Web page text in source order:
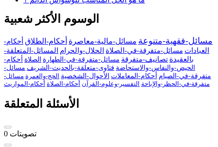
الوسوم الأكثر شعبية
مسائل-فقهية-متنوعة مسائل-مالية-معاصرة أحكام-الطلاق أحكام-
العبادات مسائل-متفرقة-في-الصلاة الحلال-والحرام المسائل-المتعلقة-
بالعقيدة تصانيف-متفرقة مسائل-متفرقة-في-الطهارة الصلاة أحكام-
الحيض-والنفاس-والاستحاضة فتاوى-متعلقة-بالحديث-الشريف مسائل-
متفرقة-في-الصيام أحكام-المعاملات الأحوال-الشخصية الحج-والعمرة مسائل-
متفرقة-في-الحظر-والإباحة التفسير-وعلوم-القرآن أحكام-الصلاة أحكام-المواريث
الأسئلة المتعلقة
0 تصويتات